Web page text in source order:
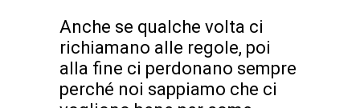
Anche se qualche volta ci
richiamano alle regole, poi
alla fine ci perdonano sempre
perché noi sappiamo che ci